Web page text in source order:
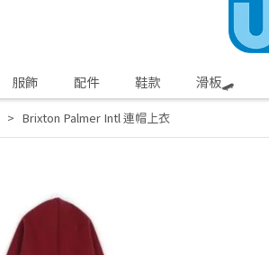
服飾 配件 鞋款 滑板🛹
Brixton Palmer Intl 連帽上衣